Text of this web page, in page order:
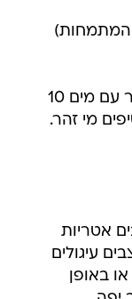
1. מכינים מראש סירופ: מבשלים סוכר עם מים 10
מי זהר.
אטריות
עיגולים
או באופן